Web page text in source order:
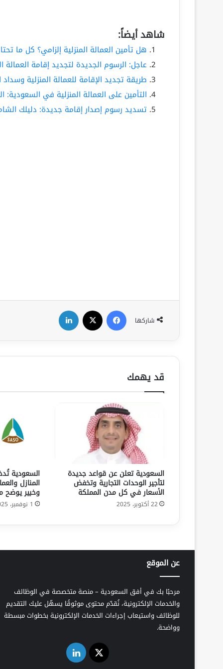
شاهد أيضاً:
هل تأمين العمالة المنزلية إلزامي؟ كل ما
عاجل: الرسوم الجديدة لتجديد إقامة
طريقة تجديد الإقامة للعمالة المنزلية
التأمين على العمالة المنزلية في السعودية:
تسديد رسوم إصدار إقامة جديدة: دليلك
شاركها
فيسبوك
قد يهمك
السعودية تعلن عن قواعد جديدة
لتأجير الوحدات التجارية وتخفض
الأسعار في كل مدن المملكة
22 أكتوبر، 2025
السعودية
المنازل
وخبير يوضح
1 نوفمبر، 2025
عن الموقع
مرحبًا بك في أفق السعودية – منصة متخصصة في الوظائف
والخدمات الإلكترونية، نُقدّم محتوى موثوقًا يسهّل عليك التقديم
للوظائف واستيعاب إجراءات الخدمات الإلكترونية بخطوات مبسطة
وواضحة.
‫X لينكدإن